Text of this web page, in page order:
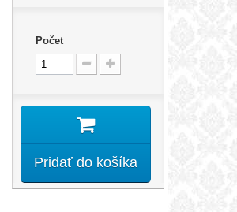
Počet
Pridať do košíka